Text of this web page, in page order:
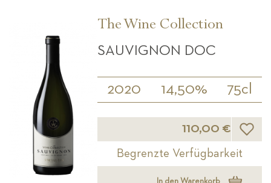
The Wine Collection
SAUVIGNON DOC
2020 14,50% 75cl
110,00 €
Begrenzte Verfügbarkeit
In den Warenkorb